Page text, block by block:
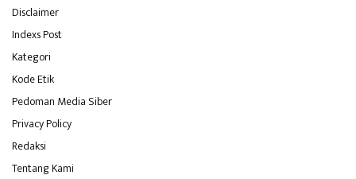
Disclaimer
Indexs Post
Kategori
Kode Etik
Pedoman Media Siber
Privacy Policy
Redaksi
Tentang Kami